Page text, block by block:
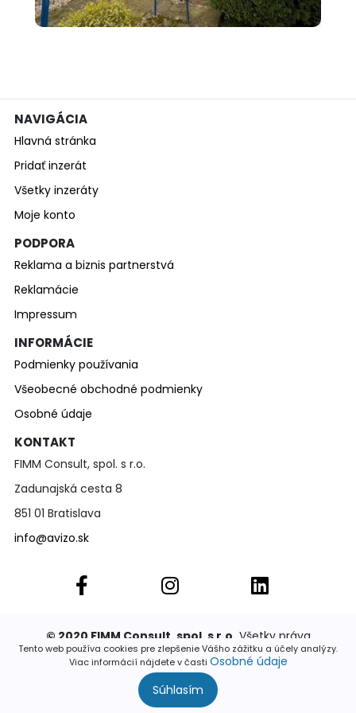
Tento web používa cookies pre zlepšenie Vášho zážitku a účely analýzy.
Viac informácií nájdete v časti Osobné údaje
Súhlasím
NAVIGÁCIA
Hlavná stránka
Pridať inzerát
Všetky inzeráty
Moje konto
PODPORA
Reklama a biznis partnerstvá
Reklamácie
Impressum
INFORMÁCIE
Podmienky používania
Všeobecné obchodné podmienky
Osobné údaje
KONTAKT
FIMM Consult, spol. s r.o.
Zadunajská cesta 8
851 01 Bratislava
info@avizo.sk
© 2020 FIMM Consult, spol. s r.o. Všetky práva
vyhradené. Publikovať a rozširovať akúkoľvek časť
stránok je povolené výhradne so súhlasom